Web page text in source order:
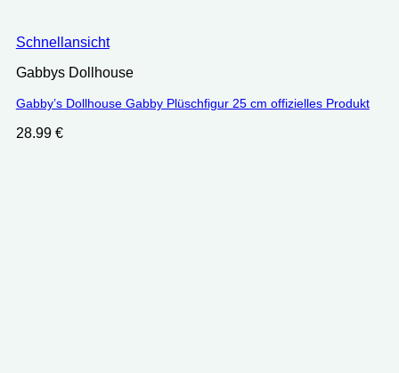
Schnellansicht
Gabbys Dollhouse
Gabby’s Dollhouse Gabby Plüschfigur 25 cm offizielles Produkt
28.99 €